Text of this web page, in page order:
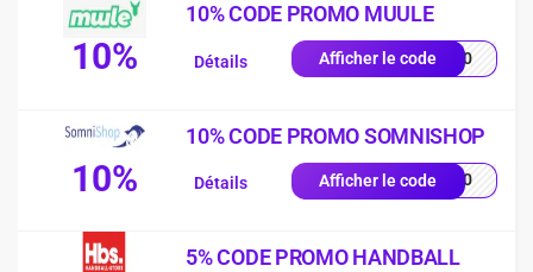
10%
10% CODE PROMO MUULE
Afficher le codeNG10
Détails
10%
10% CODE PROMO SOMNISHOP
Afficher le codep-10
Détails
5% CODE PROMO HANDBALL